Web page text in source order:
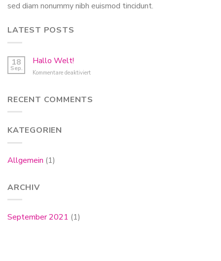
sed diam nonummy nibh euismod tincidunt.
LATEST POSTS
18
Sep.
Hallo Welt!
Kommentare deaktiviertfür
RECENT COMMENTS
KATEGORIEN
Allgemein (1)
ARCHIV
September 2021 (1)